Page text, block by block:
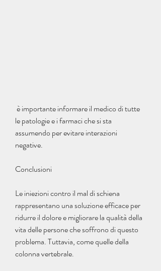
le patologie e i farmaci che si sta
assumendo per evitare interazioni
negative.
Conclusioni
Le iniezioni contro il mal di schiena
rappresentano una soluzione efficace per
ridurre il dolore e migliorare la qualità della
vita delle persone che soffrono di questo
problema. Tuttavia, come quelle della
colonna vertebrale.